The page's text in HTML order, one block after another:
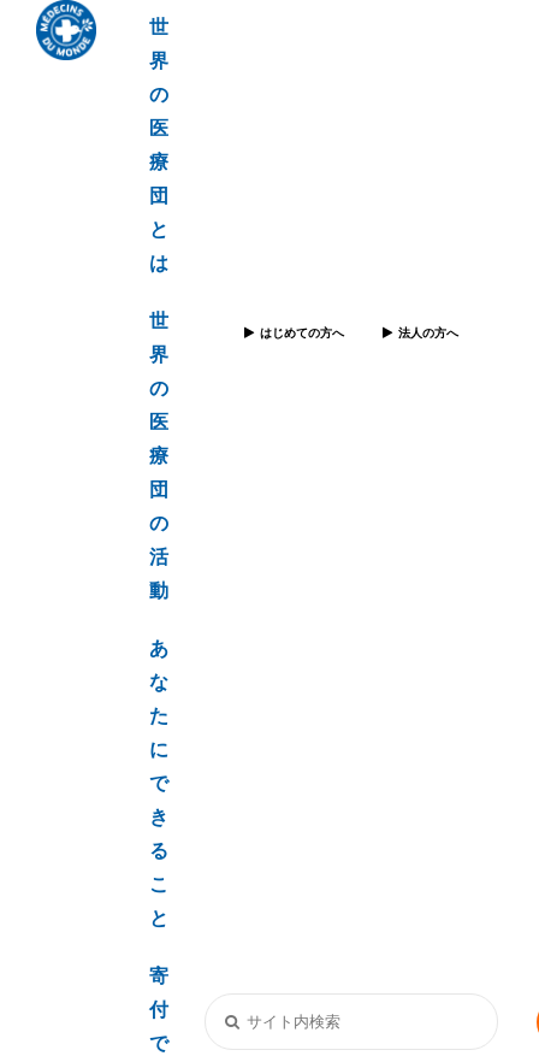
世
界
の
医
療
団
と
は
世
界
の
医
療
団
の
活
動
あ
な
た
に
で
き
る
こ
と
寄
付
で
はじめての方へ 法人の方へ